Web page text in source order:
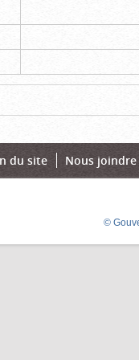
du site Nous joindre
©